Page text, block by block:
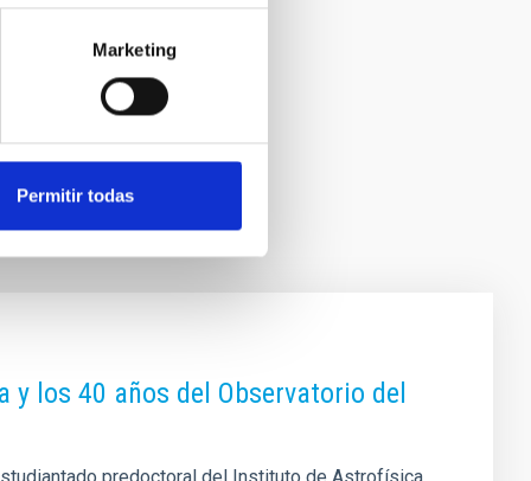
Marketing
Permitir todas
los 40 años del Observatorio del